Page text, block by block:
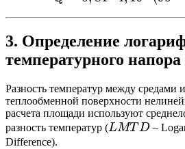
3. Определение
температурного
Разность температур между средами
теплообменной поверхности
расчета площади используют
разность температур (LMTD
LMT D –
Difference).